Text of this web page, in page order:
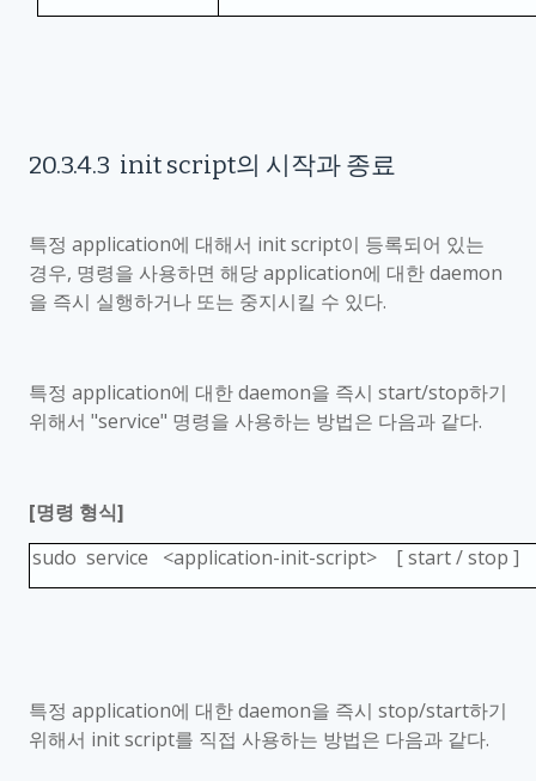
20.3.4.3 init script의 시작과 종료
특정 application에 대해서 init script이 등록되어 있는
경우, 명령을 사용하면 해당application에 대한daemon
을 즉시 실행하거나 또는 중지시킬 수 있다.
특정 application에 대한daemon을 즉시 start/stop하기
위해서 "service" 명령을 사용하는 방법은 다음과 같다.
[명령 형식]
sudo service <application-init-script> [ start / stop ]
특정 application에 대한daemon을 즉시 stop/start하기
위해서 init script를 직접 사용하는 방법은 다음과 같다.